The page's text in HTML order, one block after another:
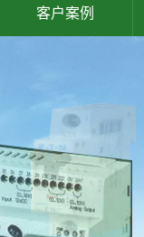
客户案例